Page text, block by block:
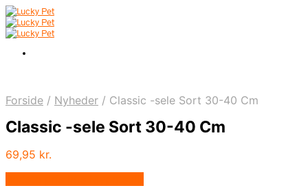
Forside / Nyheder / Classic -sele Sort 30-40 Cm
Classic -sele Sort 30-40 Cm
69,95 kr.